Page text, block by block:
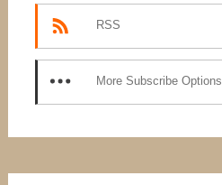
RSS
More Subscribe Options